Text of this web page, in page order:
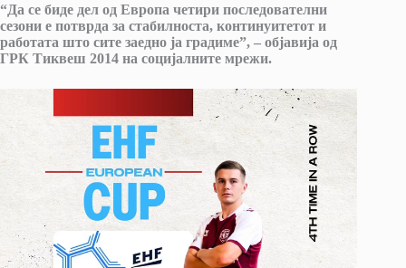
“Да се биде дел од Европа четири последователни
сезони е потврда за стабилноста, континуитетот и
работата што сите заедно ја градиме”, – објавија од
ГРК Тиквеш 2014 на социјалните мрежи.